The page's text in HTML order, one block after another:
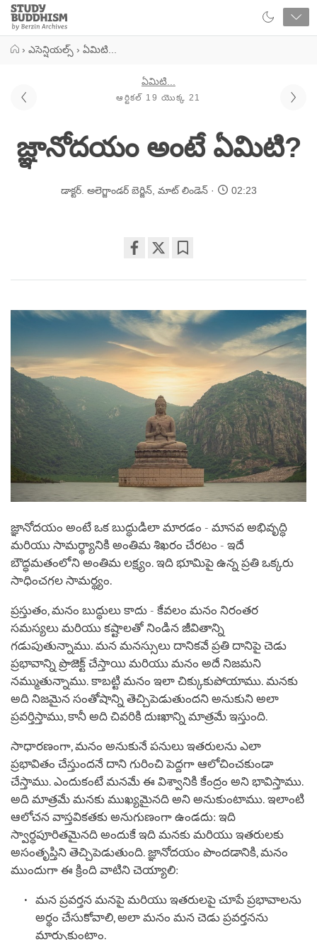
Close
Study
Buddhism
› ఎసెన్షియల్స్ › ఏమిటి...
ఏమిటి...
ఆర్టికల్ 19 యొక్క 21
జ్ఞానోదయం అంటే ఏమిటి?
డాక్టర్. అలెగ్జాండర్ బెర్జిన్, మాట్ లిండెన్ 02:23
on
జ్ఞానోదయం అంటే ఒక బుద్ధుడిలా మారడం - మానవ అభివృద్ధి
మరియు సామర్థ్యానికి అంతిమ శిఖరం చేరటం - ఇదే
బౌద్ధమతంలోని అంతిమ లక్ష్యం. ఇది భూమిపై ఉన్న ప్రతి ఒక్కరు
సాధించగల సామర్థ్యం.
ప్రస్తుతం, మనం బుద్ధులు కాదు - కేవలం మనం నిరంతర
సమస్యలు మరియు కష్టాలతో నిండిన జీవితాన్ని
గడుపుతున్నాము. మన మనస్సులు దానికవే ప్రతి దానిపై చెడు
ప్రభావాన్ని ప్రొజెక్ట్ చేస్తాయి మరియు మనం అదే నిజమని
నమ్ముతున్నాము. కాబట్టి మనం ఇలా చిక్కుకుపోయాము. మనకు
అది నిజమైన సంతోషాన్ని తెచ్చిపెడుతుందని అనుకుని అలా
ప్రవర్తిస్తాము, కానీ అది చివరికి దుఃఖాన్ని మాత్రమే ఇస్తుంది.
సాధారణంగా, మనం అనుకునే పనులు ఇతరులను ఎలా
ప్రభావితం చేస్తుందనే దాని గురించి పెద్దగా ఆలోచించకుండా
చేస్తాము. ఎందుకంటే మనమే ఈ విశ్వానికి కేంద్రం అని భావిస్తాము.
అది మాత్రమే మనకు ముఖ్యమైనది అని అనుకుంటాము. ఇలాంటి
ఆలోచన వాస్తవికతకు అనుగుణంగా ఉండదు: ఇది
స్వార్ధపూరితమైనది అందుకే ఇది మనకు మరియు ఇతరులకు
అసంతృప్తిని తెచ్చిపెడుతుంది. జ్ఞానోదయం పొందడానికి, మనం
ముందుగా ఈ క్రింది వాటిని చెయ్యాలి:
మన ప్రవర్తన మనపై మరియు ఇతరులపై చూపే ప్రభావాలను
అర్థం చేసుకోవాలి, అలా మనం మన చెడు ప్రవర్తనను
మార్చుకుంటాం.